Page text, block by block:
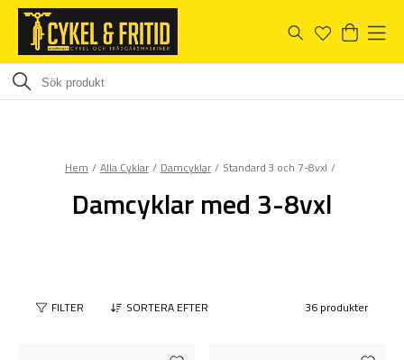
Hem Alla Cyklar Damcyklar Standard 3 och 7-8vxl
Damcyklar med 3-8vxl
FILTER SORTERA EFTER 36 produkter